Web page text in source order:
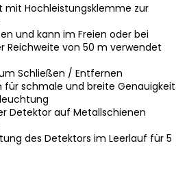
mit Hochleistungsklemme zur
und kann im Freien oder bei
Reichweite von 50 m verwendet
Schließen / Entfernen
für schmale und breite Genauigkeit
Detektor auf Metallschienen
des Detektors im Leerlauf für 5